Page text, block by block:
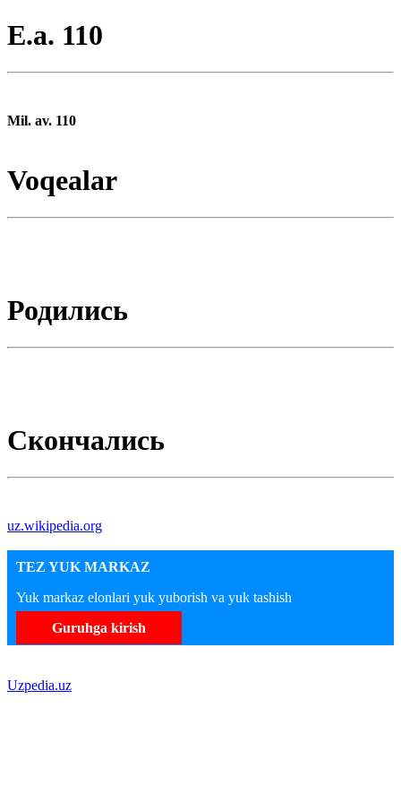
E.a. 110
Mil. av. 110
Voqealar
Родились
Скончались
uz.wikipedia.org
TEZ YUK MARKAZ
Yuk markaz elonlari yuk yuborish va yuk tashish
Guruhga kirish
Uzpedia.uz